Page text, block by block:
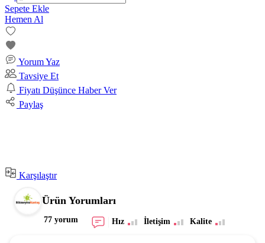
Sepete Ekle
Hemen Al
Yorum Yaz
Tavsiye Et
Fiyatı Düşünce Haber Ver
Paylaş
Karşılaştır
Ürün Yorumları
77 yorum Hız İletişim Kalite